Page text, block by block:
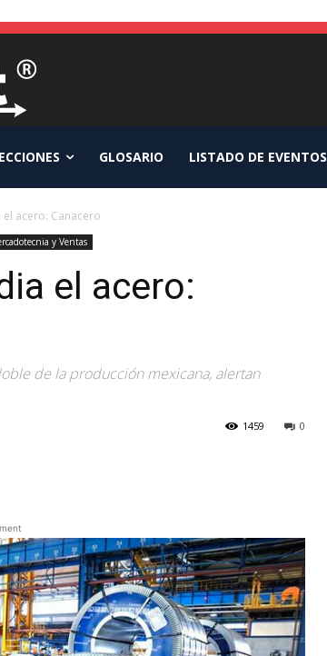
GLOSARIO LISTADO DE EVENTOS
acero: Canacero
y Ventas
el acero:
de la producción mexicana, alertan
0
1459